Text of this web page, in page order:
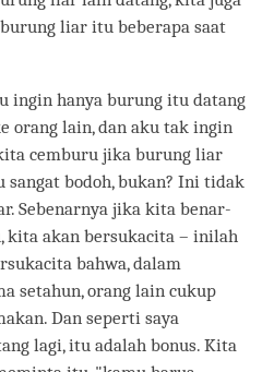
liar itu beberapa saat
ingin hanya burung itu datang
orang lain, dan aku tak ingin
cemburu jika burung liar
bodoh, bukan? Ini tidak
Sebenarnya jika kita benar-
kita akan bersukacita – inilah
bahwa, dalam
setahun, orang lain cukup
Dan seperti saya
lagi, itu adalah bonus. Kita